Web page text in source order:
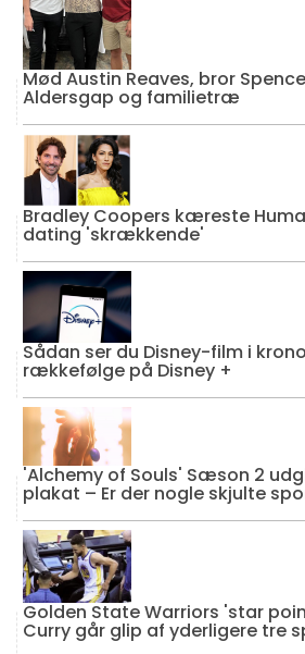
Mød Austin Reaves, bror
Aldersgap og familietræ
Bradley Coopers kæreste
dating 'skrækkende'
Sådan ser du Disney-film i
rækkefølge på Disney +
'Alchemy of Souls' Sæson 2
plakat – Er der nogle skjulte
Golden State Warriors 'star
Curry går glip af yderligere tre